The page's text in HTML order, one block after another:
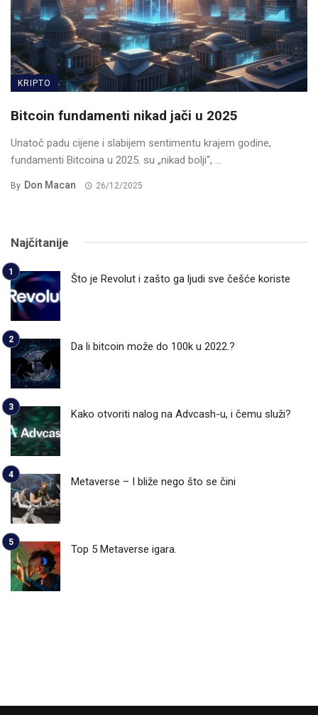
KRIPTO
Bitcoin fundamenti nikad jači u 2025
Unatoč padu cijene i slabijem sentimentu krajem godine,
fundamenti Bitcoina u 2025. su „nikad bolji“, ...
By Don Macan 26/12/2025
Najčitanije
Što je Revolut i zašto ga ljudi sve češće koriste
Da li bitcoin može do 100k u 2022.?
Kako otvoriti nalog na Advcash-u, i čemu služi?
Metaverse – I bliže nego što se čini
Top 5 Metaverse igara.